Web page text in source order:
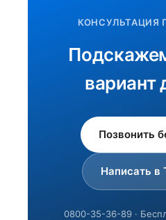
КОНСУЛЬТАЦИЯ
вариант
Позвонить
Написать в
0800-35-36-89 ·